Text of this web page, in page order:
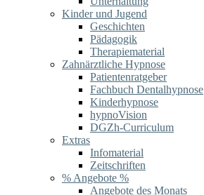
Kinder und Jugend
Geschichten
Pädagogik
Therapiematerial
Zahnärztliche Hypnose
Patientenratgeber
Fachbuch Dentalhypnose
Kinderhypnose
hypnoVision
DGZh-Curriculum
Extras
Infomaterial
Zeitschriften
% Angebote %
Angebote des Monats